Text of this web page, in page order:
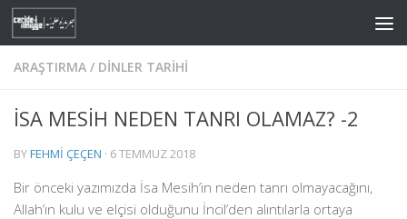
Skip to content
ARAŞTIRMA / DINLER TARIHI
İSA MESİH NEDEN TANRI OLAMAZ? -2
BYFEHMI ÇEÇEN · 6 TEMMUZ 2018
Bir önceki yazımızda İsa Mesih’in neden tanrı olmayacağını,
Allah’ın kulu ve elçisi olduğunu İncil’den alıntılarla ortaya